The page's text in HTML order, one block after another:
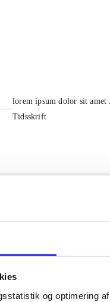
og optimering
lorem ipsum dolor sit amet
Tidsskrift